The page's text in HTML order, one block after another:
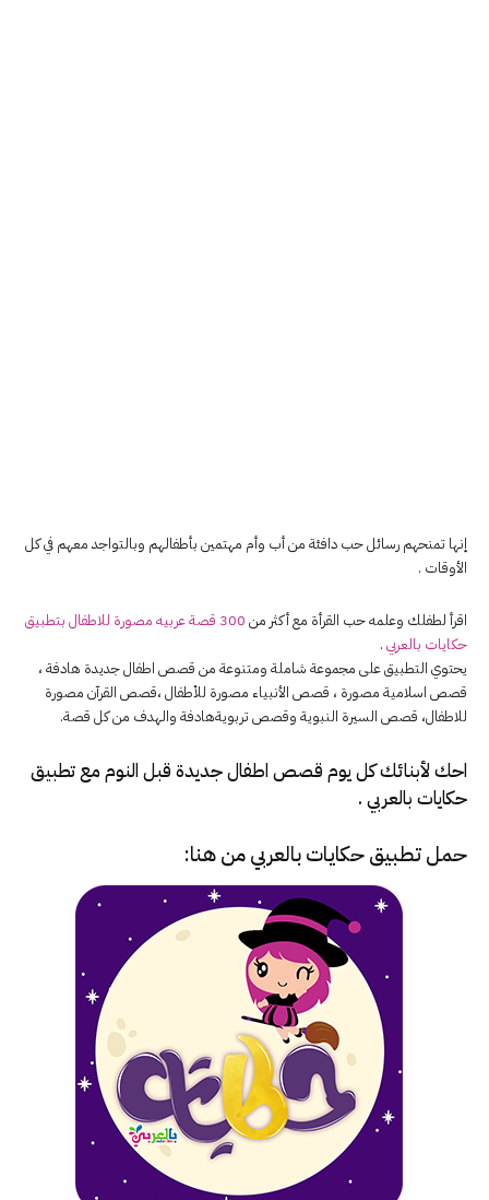
إنها تمنحهم رسائل حب دافئة من أب وأم مهتمين بأطفالهم وبالتواجد معهم في كل
الأوقات .
اقرأ لطفلك وعلمه حب القرأة مع أكثر من
300 قصة عربيه مصورة للاطفال بتطبيق
حكايات بالعربي .
يحتوي التطبيق على مجموعة شاملة ومتنوعة من قصص اطفال جديدة هادفة ،
قصص اسلامية مصورة ، قصص الأنبياء مصورة للأطفال ،قصص القرآن مصورة
للاطفال، قصص السيرة النبوية وقصص تربويةهادفة والهدف من كل قصة.
احك لأبنائك كل يوم قصص اطفال جديدة قبل النوم مع تطبيق
حكايات بالعربي .
حمل تطبيقحكايات بالعربيمن هنا: